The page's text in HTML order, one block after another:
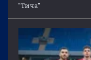
"Тича"